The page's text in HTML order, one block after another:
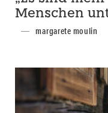
Menschen
margarete moulin